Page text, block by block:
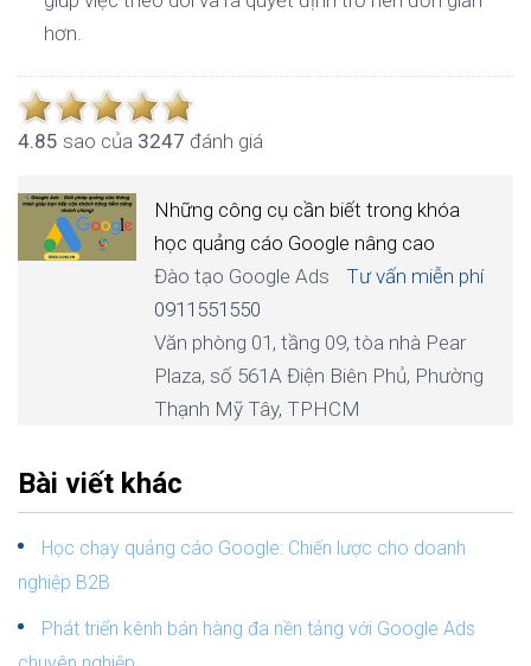
hơn.
4.85 sao của 3247 đánh giá
Những công cụ cần biết trong khóa
học quảng cáo Google nâng cao
Đào tạo Google Ads
Tư vấn miễn phí
0911551550
Văn phòng 01, tầng 09, tòa nhà Pear
Plaza, số 561A Điện Biên Phủ, Phường
Thạnh Mỹ Tây, TPHCM
Bài viết khác
Học chạy quảng cáo Google: Chiến lược cho doanh
nghiệp B2B
Phát triển kênh bán hàng đa nền tảng với Google Ads